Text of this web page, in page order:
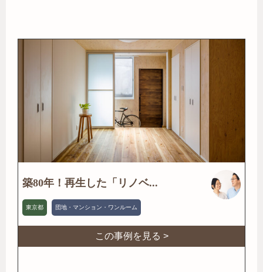
築80年！再生した「リノベ...
東京都 団地・マンション・ワンルーム
この事例を見る >